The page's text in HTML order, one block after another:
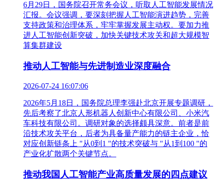
6月29日，国务院召开常务会议，听取人工智能发展情况
汇报。会议强调，要深刻把握人工智能演进趋势，完善
支持政策和治理体系，牢牢掌握发展主动权。要加力推
进人工智能创新突破，加快关键技术攻关和超大规模智
算集群建设
推动人工智能与先进制造业深度融合
2026-07-24 16:07:06
2026年5月18日，国务院总理李强赴北京开展专题调研，
先后考察了北京人形机器人创新中心有限公司、小米汽
车科技有限公司。调研对象的选择颇具深意。前者是前
沿技术攻关平台，后者为具备量产能力的链主企业，恰
对应创新链条上 "从0到1 "的技术突破与 "从1到100 "的
产业化扩散两个关键节点。
推动我国人工智能产业高质量发展的四点建议